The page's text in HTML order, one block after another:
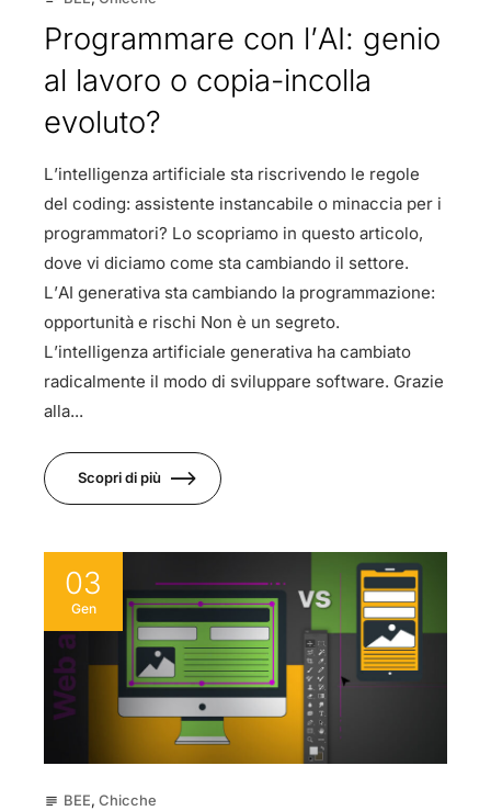
Programmare con l’AI: genio
al lavoro o copia-incolla
evoluto?
L’intelligenza artificiale sta riscrivendo le regole
del coding: assistente instancabile o minaccia per i
programmatori? Lo scopriamo in questo articolo,
dove vi diciamo come sta cambiando il settore.
L’AI generativa sta cambiando la programmazione:
opportunità e rischi Non è un segreto.
L’intelligenza artificiale generativa ha cambiato
radicalmente il modo di sviluppare software. Grazie
alla...
Scopri di più
03
Gen
subject BEE, Chicche